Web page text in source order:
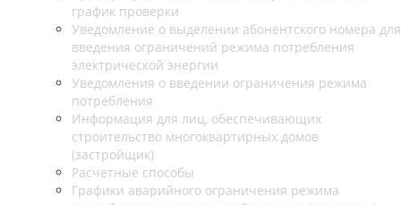
график проверки
Уведомление о выделении абонентского номера для
введения ограничений режима потребления
электрической энергии
Уведомления о введении ограничения режима
потребления
Информация для лиц, обеспечивающих
строительство многоквартирных домов
(застройщик)
Расчетные способы
Графики аварийного ограничения режима